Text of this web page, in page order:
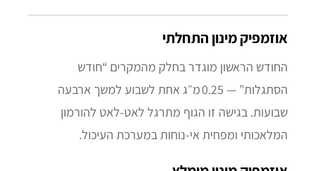
אוזמפיק מינון התחלתי
החודש הראשון מוגדר בחלק מהמקרים “חודש
הסתגלות” — 0.25 מ״ג אחת לשבוע למשך ארבעה
שבועות. בגישה זו הגוף מתרגל לאט‑לאט להורמון
המלאכותי ומפחית אי‑נוחות במערכת העיכול.